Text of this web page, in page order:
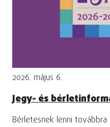
2026. május 6.
Jegy- és
Bérletesnek lenni